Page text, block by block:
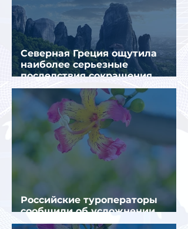
Северная Греция ощутила
наиболее серьезные
последствия сокращения
турпотока из России
Российские туроператоры
сообщили об усложнении
получения виз в Грецию